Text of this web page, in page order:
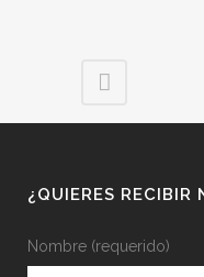
¿QUIERES RECIBIR
Nombre (requerido)